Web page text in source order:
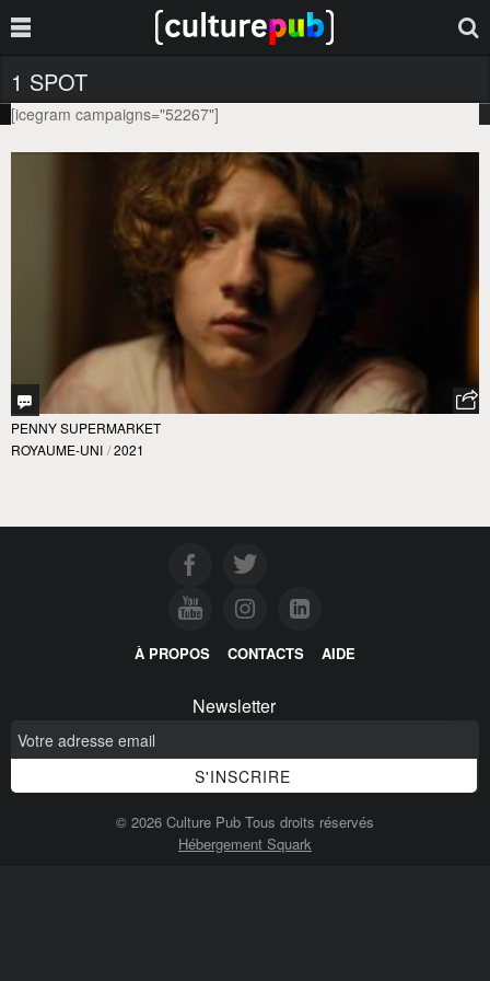
1 SPOT
[icegram campaigns="52267"]
PENNY SUPERMARKET
ROYAUME-UNI / 2021
À PROPOS CONTACTS AIDE
Newsletter
© 2026 Culture Pub Tous droits réservés
Hébergement Squark